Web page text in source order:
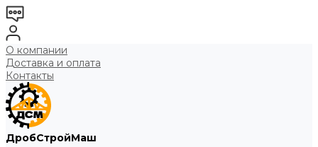
О компании
Доставка и оплата
Контакты
ДробСтройМаш